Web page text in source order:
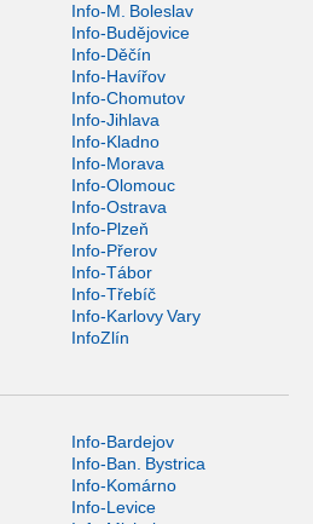
Info-M. Boleslav
Info-Budějovice
Info-Děčín
Info-Havířov
Info-Chomutov
Info-Jihlava
Info-Kladno
Info-Morava
Info-Olomouc
Info-Ostrava
Info-Plzeň
Info-Přerov
Info-Tábor
Info-Třebíč
Info-Karlovy Vary
InfoZlín
Info-Bardejov
Info-Ban. Bystrica
Info-Komárno
Info-Levice